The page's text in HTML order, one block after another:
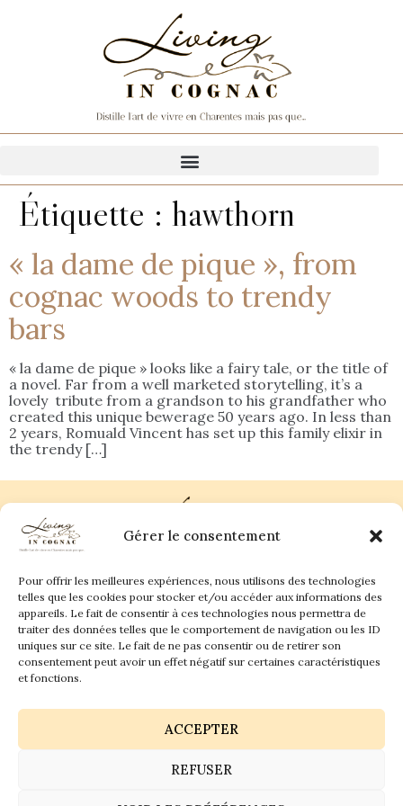
Gérer le consentement
Pour offrir les meilleures expériences, nous utilisons des technologies
telles que les cookies pour stocker et/ou accéder aux informations des
appareils. Le fait de consentir à ces technologies nous permettra de
traiter des données telles que le comportement de navigation ou les ID
uniques sur ce site. Le fait de ne pas consentir ou de retirer son
consentement peut avoir un effet négatif sur certaines caractéristiques
et fonctions.
ACCEPTER
REFUSER
Étiquette : hawthorn
« la dame de pique », from
cognac woods to trendy
bars
« la dame de pique » looks like a fairy tale, or the title of
a novel. Far from a well marketed storytelling, it’s a
lovely tribute from a grandson to his grandfather who
created this unique bewerage 50 years ago. In less than
2 years, Romuald Vincent has set up this family elixir in
the trendy […]
Plan du site
Living in Cognac Land
La vigne & Le verre
Newsletter
Dégustation sensorielle & Écriture
Contact
anne@livingincognac.com